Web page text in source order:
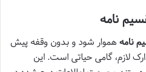
نامه
نامههموار شود و بدون وقفه پیش
لازم، گامی حیاتی است. این